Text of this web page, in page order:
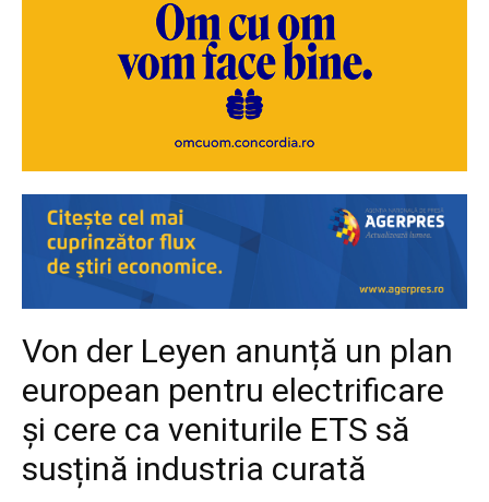
Von der Leyen anunță un plan
european pentru electrificare
și cere ca veniturile ETS să
susțină industria curată